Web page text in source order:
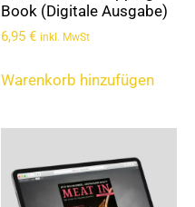
Book (Digitale Ausgabe)
6,95 € inkl. MwSt
Warenkorb hinzufügen